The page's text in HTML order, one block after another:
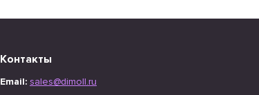
Контакты
Email: sales@dimoll.ru